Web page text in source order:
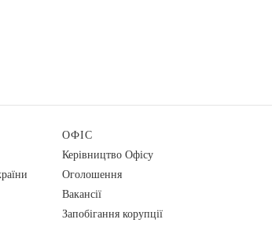
ОФІС
Керівництво Офісу
Оголошення
Вакансії
Запобігання корупції